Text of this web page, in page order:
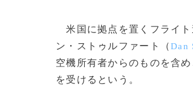
米国に拠点を置くフライ
ン・ストゥルファート（Dan
空機所有者からのものを含
を受けるという。